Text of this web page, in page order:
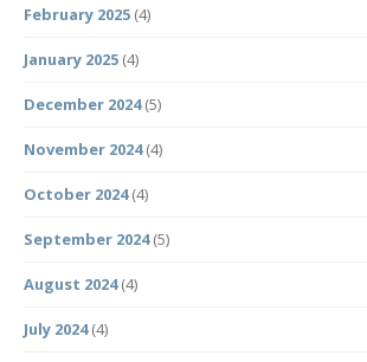
February 2025 (4)
January 2025 (4)
December 2024(5)
November 2024(4)
October 2024(4)
September 2024(5)
August 2024(4)
July 2024(4)